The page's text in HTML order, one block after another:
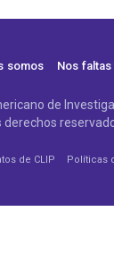
somos Nos faltas
de
derechos
de CLIP Políticas